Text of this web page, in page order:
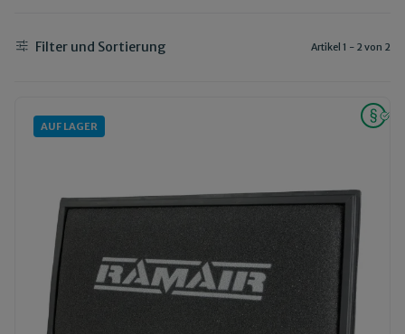
Filter und Sortierung Artikel 1 - 2 von 2
AUF LAGER